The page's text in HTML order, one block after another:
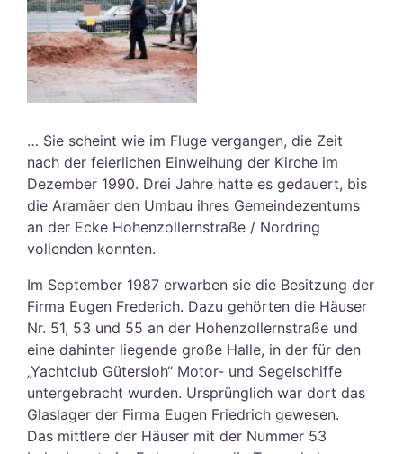
… Sie scheint wie im Fluge vergangen, die Zeit
nach der feierlichen Einweihung der Kirche im
Dezember 1990. Drei Jahre hatte es gedauert, bis
die Aramäer den Umbau ihres Gemeindezentums
an der Ecke Hohenzollernstraße / Nordring
vollenden konnten.
Im September 1987 erwarben sie die Besitzung der
Firma Eugen Frederich. Dazu gehörten die Häuser
Nr. 51, 53 und 55 an der Hohenzollernstraße und
eine dahinter liegende große Halle, in der für den
„Yachtclub Gütersloh“ Motor- und Segelschiffe
untergebracht wurden. Ursprünglich war dort das
Glaslager der Firma Eugen Friedrich gewesen.
Das mittlere der Häuser mit der Nummer 53